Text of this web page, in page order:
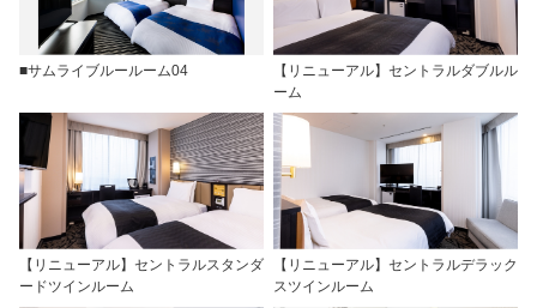
■サムライブルールーム04
【リニューアル】セントラルダブルル
ーム
【リニューアル】セントラルスタンダ
ードツインルーム
【リニューアル】セントラルデラック
スツインルーム